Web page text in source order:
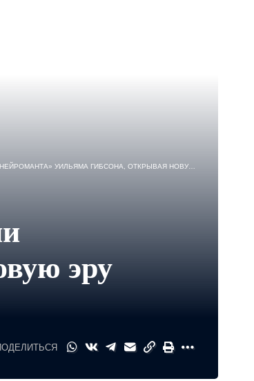
УИЛЬЯМА ГИБСОНА, ОТКРЫВАЯ НОВУЮ ЭРУ КИБЕРПАНКА
эру